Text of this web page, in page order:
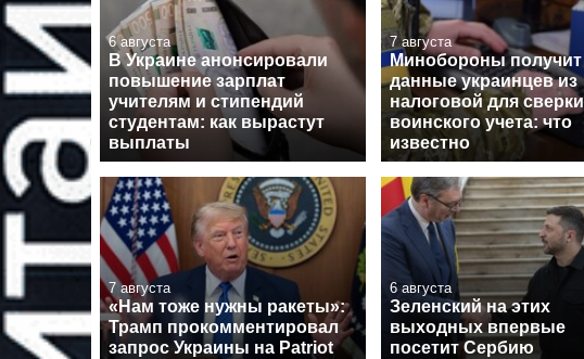
6 августа
В Украине анонсировали
повышение зарплат
учителям и стипендий
студентам: как вырастут
выплаты
7 августа
Минобороны получит
данные украинцев из
налоговой для сверки
воинского учета: что
известно
7 августа
«Нам тоже нужны ракеты»:
Трамп прокомментировал
запрос Украины на Patriot
6 августа
Зеленский на этих
выходных впервые
посетит Сербию